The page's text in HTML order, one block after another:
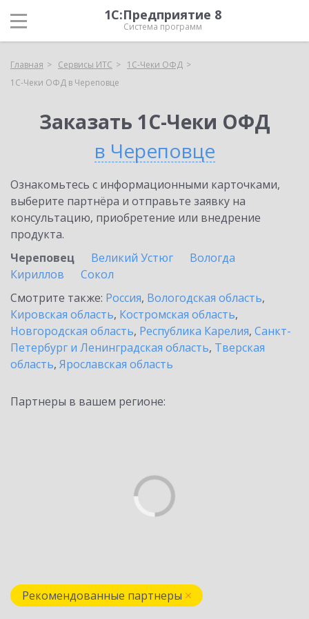
1С:Предприятие 8
Система программ
Главная Сервисы ИТС
1С-Чеки ОФД
1С-Чеки ОФД в Череповце
Заказать 1С-Чеки ОФД
в Череповце
Ознакомьтесь с информационными карточками,
выберите партнёра и отправьте заявку на
консультацию, приобретение или внедрение
продукта.
Череповец
Великий Устюг
Вологда
Кириллов
Сокол
Смотрите также: Россия, Вологодская область,
Кировская область, Костромская область,
Новгородская область, Республика Карелия, Санкт-
Петербург и Ленинградская область, Тверская
область, Ярославская область
Партнеры в вашем регионе:
Рекомендованные партнеры